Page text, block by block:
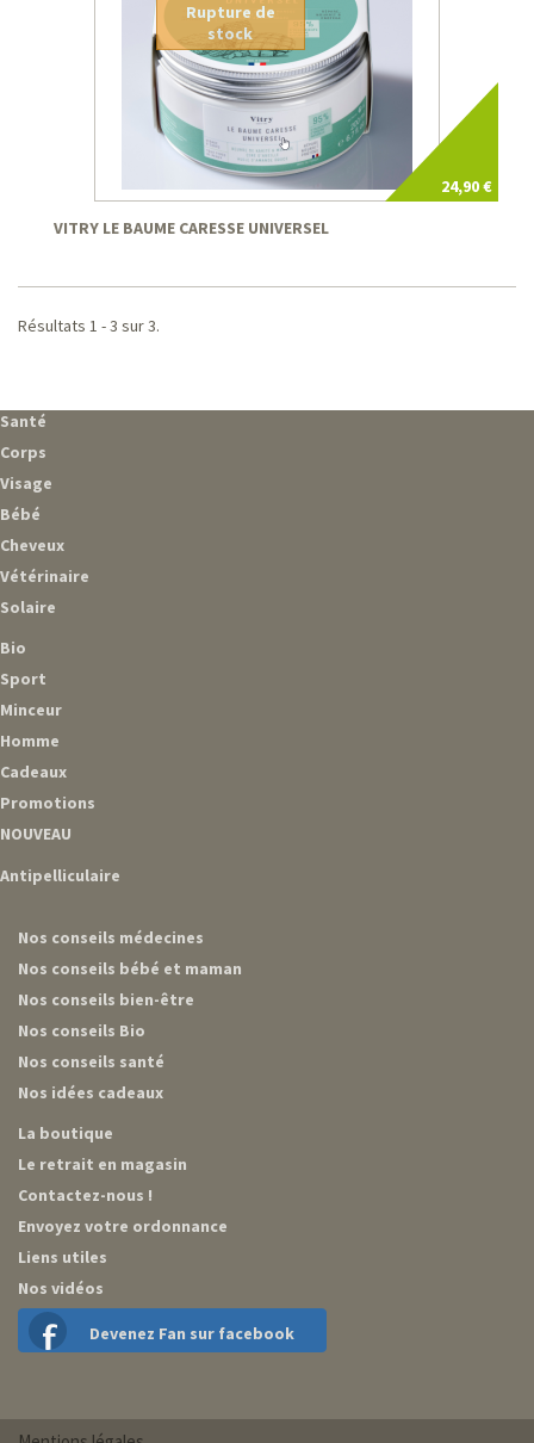
24,90 €
Rupture de
stock
VITRY LE BAUME CARESSE UNIVERSEL
Résultats 1 - 3 sur 3.
Santé
Corps
Visage
Bébé
Cheveux
Vétérinaire
Solaire
Bio
Sport
Minceur
Homme
Cadeaux
Promotions
NOUVEAU
Antipelliculaire
Nos conseils médecines
Nos conseils bébé et maman
Nos conseils bien-être
Nos conseils Bio
Nos conseils santé
Nos idées cadeaux
La boutique
Le retrait en magasin
Contactez-nous !
Envoyez votre ordonnance
Liens utiles
Nos vidéos
Devenez Fan sur facebook